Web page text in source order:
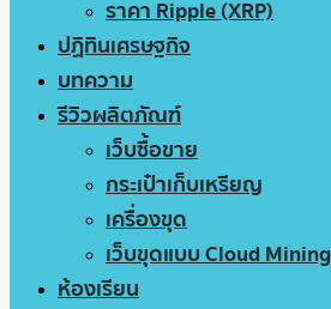
ราคา Ripple (XRP)
ปฏิทินเศรษฐกิจ
บทความ
รีวิวผลิตภัณฑ์
เว็บซื้อขาย
กระเป๋าเก็บเหรียญ
เครื่องขุด
เว็บขุดแบบ Cloud Mining
ห้องเรียน